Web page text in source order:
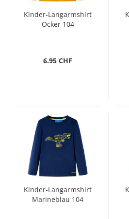
Kinder-Langarmshirt
Ocker 104
6.95 CHF
Kinder-Langarmshirt
Marineblau 104